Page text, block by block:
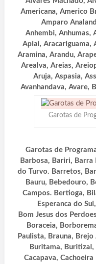
Americana, Americo
Amparo
Anhembi, Anhumas,
Apiai, Aracariguama,
Aramina, Arandu,
Arealva, Areias,
Aruja, Aspasia,
Avanhandava, Avare,
Garotas de
Garotas de
Barbosa, Bariri, Barra
do Turvo. Barretos,
Bauru, Bebedouro,
Campos. Bertioga,
Esperanca do
Bom Jesus dos
Boraceia,
Paulista, Brauna,
Buritama, Buritizal,
Cacapava,